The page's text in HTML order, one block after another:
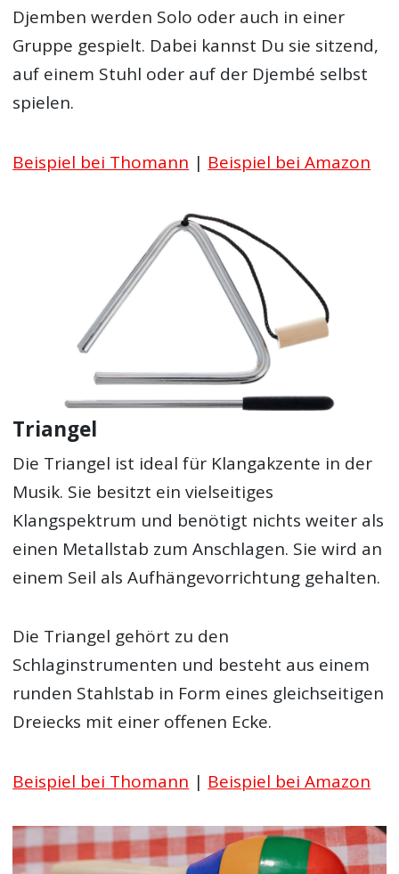
Djemben werden Solo oder auch in einer
Gruppe gespielt. Dabei kannst Du sie sitzend,
auf einem Stuhl oder auf der Djembé selbst
spielen.
Beispiel bei Thomann | Beispiel bei Amazon
Triangel
Die Triangel ist ideal für Klangakzente in der
Musik. Sie besitzt ein vielseitiges
Klangspektrum und benötigt nichts weiter als
einen Metallstab zum Anschlagen. Sie wird an
einem Seil als Aufhängevorrichtung gehalten.
Die Triangel gehört zu den
Schlaginstrumenten und besteht aus einem
runden Stahlstab in Form eines gleichseitigen
Dreiecks mit einer offenen Ecke.
Beispiel bei Thomann | Beispiel bei Amazon